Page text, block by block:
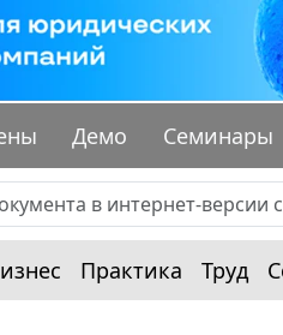
Демо Семинары
Практика Труд